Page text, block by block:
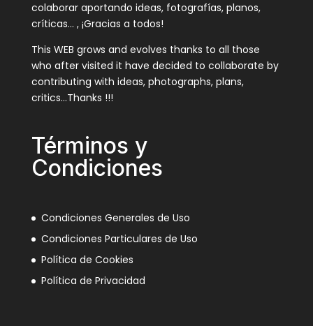
colaborar aportando ideas, fotografías, planos,
críticas… , ¡Gracias a todos!
This WEB grows and evolves thanks to all those
who after visited it have decided to collaborate by
contributing with ideas, photographs, plans,
critics…Thanks !!!
Términos y
Condiciones
Condiciones Generales de Uso
Condiciones Particulares de Uso
Política de Cookies
Política de Privacidad